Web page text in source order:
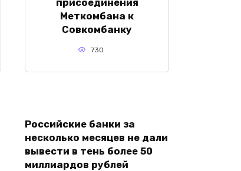
присоединения
Меткомбана к
Совкомбанку
730
Российские банки за
несколько месяцев не дали
вывести в тень более 50
миллиардов рублей